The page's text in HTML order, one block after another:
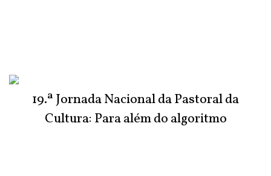
19.ª Jornada Nacional da Pastoral da
Cultura: Para além do algoritmo